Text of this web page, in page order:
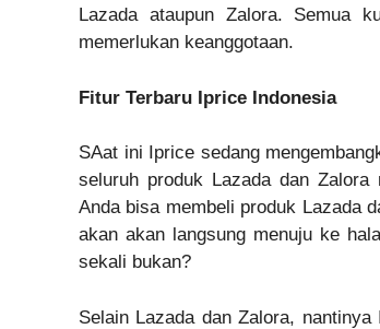
Lazada ataupun Zalora. Semua
memerlukan keanggotaan.
Fitur Terbaru Iprice Indonesia
SAat ini Iprice sedang
seluruh produk Lazada dan
Anda bisa membeli produk Lazada
akan akan langsung menuju ke
sekali bukan?
Selain Lazada dan Zalora,